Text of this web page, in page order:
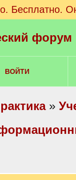
Бесплатно.
ВОЙТИ
»